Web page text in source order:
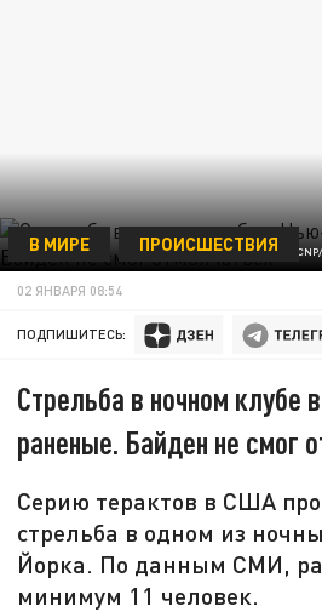
©
В МИРЕ ПРОИСШЕСТВИЯ
02 ЯНВАРЯ 08:54
ПОДПИШИТЕСЬ:
Стрельба в ночном клубе
раненые. Байден не смог
Серию терактов в США
стрельба в одном из
Йорка. По данным СМИ,
минимум 11 человек.